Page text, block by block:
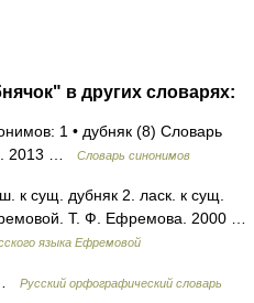
в других словарях:
1 • дубняк (8) Словарь
2013 …
Словарь синонимов
к сущ. дубняк 2. ласк. к сущ.
Т. Ф. Ефремова. 2000 …
языка Ефремовой
Русский орфографический словарь